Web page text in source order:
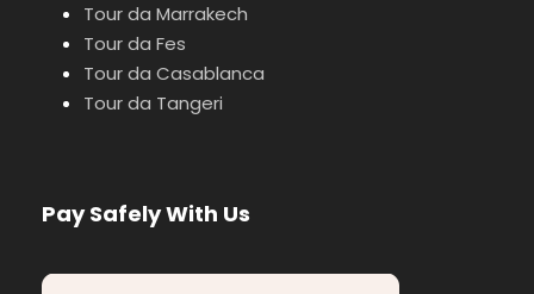
Tour da Marrakech
Tour da Fes
Tour da Casablanca
Tour da Tangeri
Pay Safely With Us